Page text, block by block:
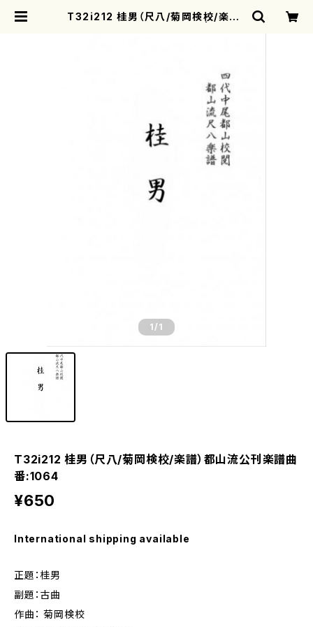
T32i212 桂男（尺八/菊岡検校/楽譜）
1 /1
T32i212 桂男（尺八/菊岡検校/楽譜）都山流公刊楽譜曲
番:1064
¥650
International shipping available
正題：桂男
副題：古曲
作曲： 菊岡検校